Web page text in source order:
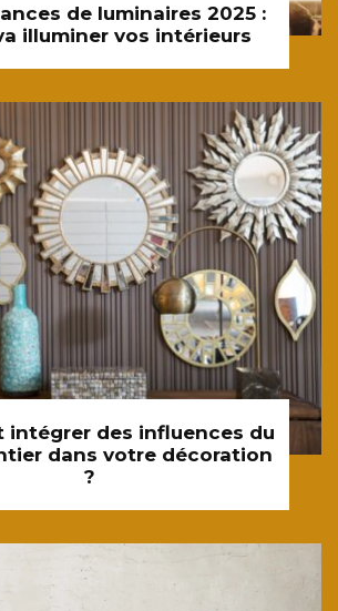
de luminaires 2025 :
illuminer vos intérieurs
intégrer des influences du
dans votre décoration
?